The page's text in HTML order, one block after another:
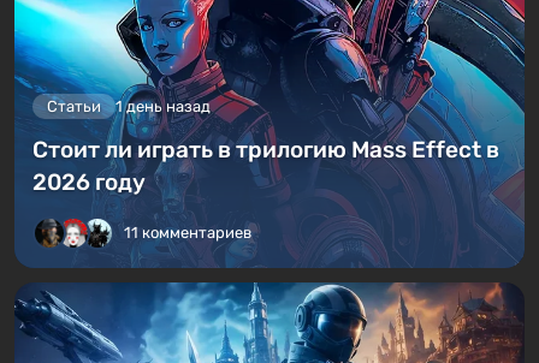
Статьи 1 день назад
Стоит ли играть в трилогию Mass Effect в
2026 году
11 комментариев